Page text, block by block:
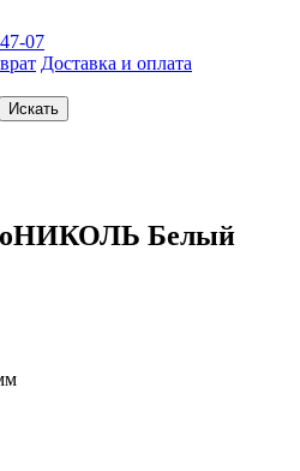
07
Доставка и оплата
Искать
Белый